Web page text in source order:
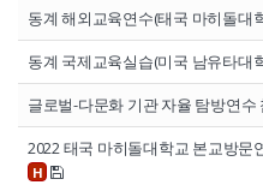
동계 해외교육연수(태국 마히돌대
동계 국제교육실습(미국 남유타대
글로벌-다문화 기관 자율 탐방연
2022 태국 마히돌대학교 본교방문
H